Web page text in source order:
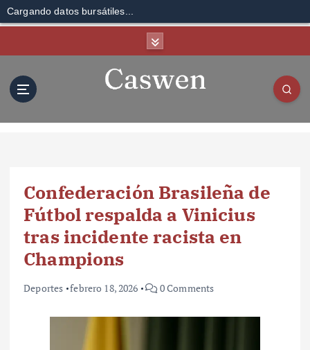
Cargando datos bursátiles...
Confederación Brasileña de
Fútbol respalda a Vinicius
tras incidente racista en
Champions
Deportes febrero 18, 2026 0 Comments